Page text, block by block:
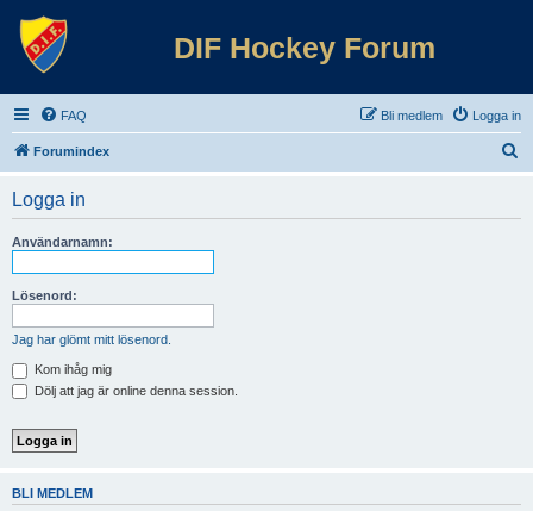
DIF Hockey Forum
FAQ Logga in
Bli medlem
Forumindex
Logga in
Användarnamn:
Lösenord:
Jag har glömt mitt lösenord.
Kom ihåg mig
Dölj att jag är online denna session.
BLI MEDLEM